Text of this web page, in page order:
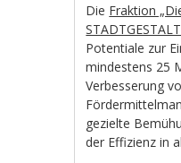
Die Fraktion
Potentiale zur
mindestens 25
Verbesserung
gezielte
der Effizienz in